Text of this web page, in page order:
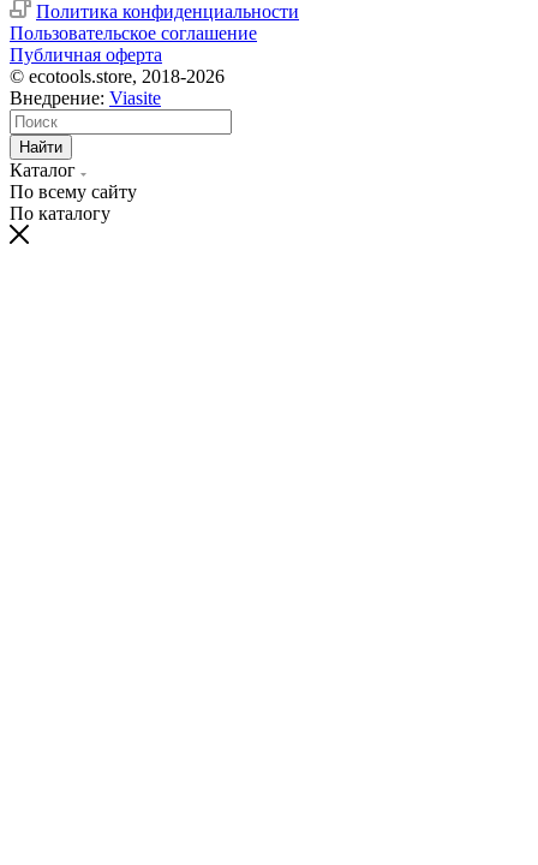
Политика конфиденциальности
Пользовательское соглашение
Публичная оферта
© ecotools.store, 2018-2026
Внедрение: Viasite
Найти
Каталог
По всему сайту
По каталогу